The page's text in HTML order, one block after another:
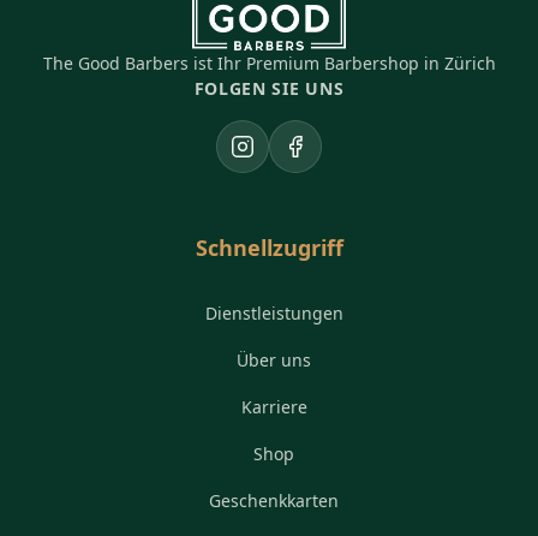
The Good Barbers ist Ihr Premium Barbershop in Zürich
FOLGEN SIE UNS
InstagramFacebook
Schnellzugriff
Dienstleistungen
Über uns
Karriere
Shop
Geschenkkarten